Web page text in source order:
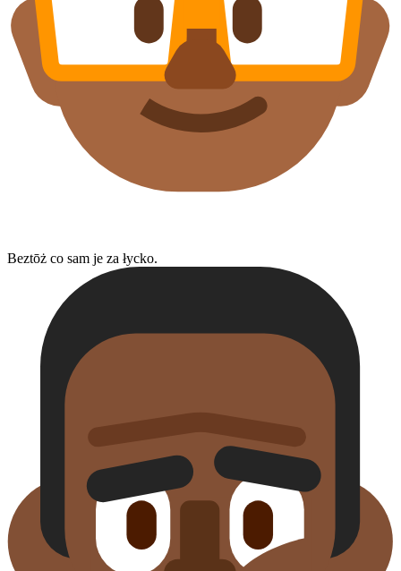
Beztōż co sam je za łycko.